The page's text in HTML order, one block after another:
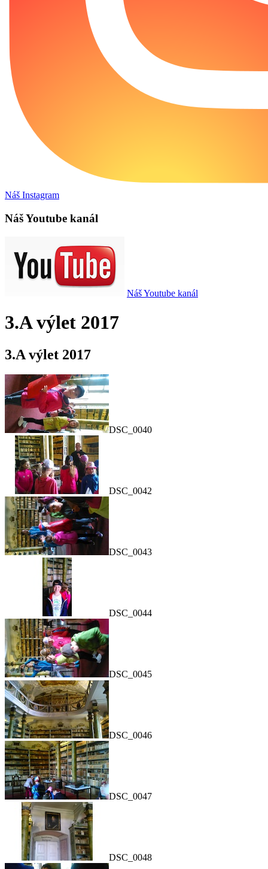
Náš Instagram
Náš Youtube kanál
Náš Youtube kanál
3.A výlet 2017
3.A výlet 2017
DSC_0040
DSC_0042
DSC_0043
DSC_0044
DSC_0045
DSC_0046
DSC_0047
DSC_0048